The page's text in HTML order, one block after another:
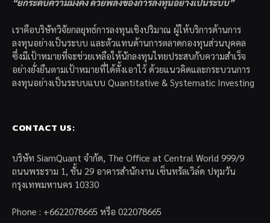
เราคือบริษัทวิจัยกลยุทธ์การลงทุนเชิงปริมาณ ผู้ให้บริการด้านการ
ลงทุนอย่างเป็นระบบ และตัวแทนด้านการตลาดกองทุนส่วนบุคคล
ซึ่งมีเป้าหมายที่จะช่วยเหลือให้นักลงทุนไทยประสบกับความสำเร็จ
อย่างยั่งยืนตามเป้าหมายที่ได้ตั้งเอาไว้ ด้วยแนวคิดและกระบวนการ
ลงทุนอย่างเป็นระบบแบบ Quantitative & Systematic Investing
CONTACT US:
บริษัท SiamQuant จำกัด, The Office at Central World 999/9
ถนนพระราม 1, ชั้น 29 อาคารสำนักงาน เซ็นทรัลเวิล์ด ปทุมวัน
กรุงเทพมหานคร 10330
Phone : +6622078665 หรือ 022078665